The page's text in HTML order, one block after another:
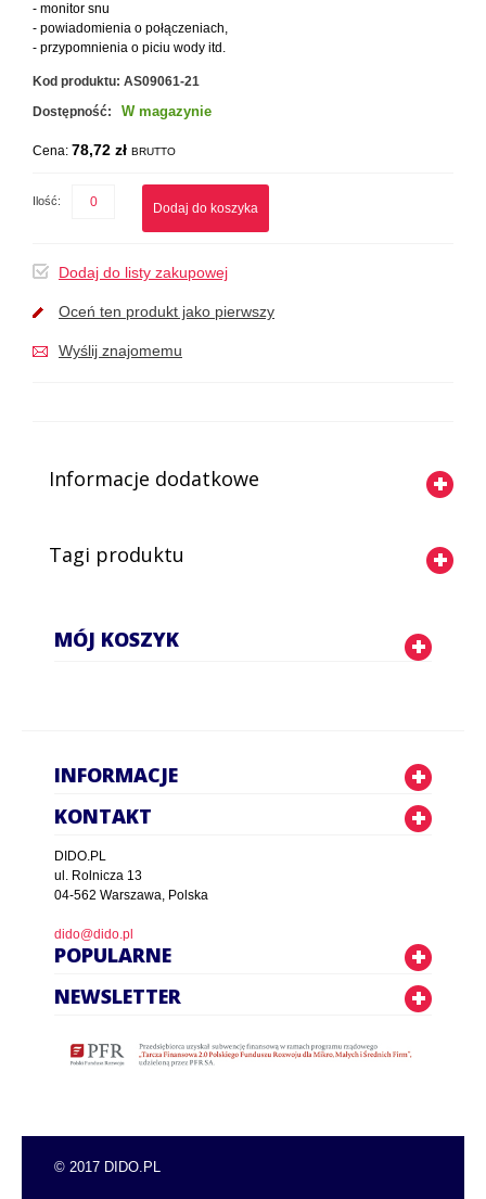
- monitor snu
- powiadomienia o połączeniach,
- przypomnienia o piciu wody itd.
Kod produktu: AS09061-21
Dostępność:
W magazynie
Cena: 78,72 zł BRUTTO
Ilość: Dodaj do koszyka
Dodaj do listy zakupowej
Oceń ten produkt jako pierwszy
Wyślij znajomemu
Informacje dodatkowe
Tagi produktu
MÓJ KOSZYK
INFORMACJE
KONTAKT
DIDO.PL
ul. Rolnicza 13
04-562 Warszawa, Polska
dido@dido.pl
POPULARNE
NEWSLETTER
© 2017 DIDO.PL